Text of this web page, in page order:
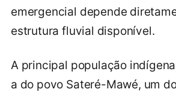
emergencial depende
estrutura fluvial disponível.
A principal população
a do povo Sateré-Mawé, um